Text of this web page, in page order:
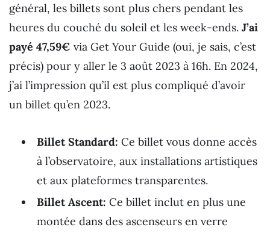
général, les billets sont plus chers pendant les
heures du couché du soleil et les week-ends. J’ai
payé 47,59€ via Get Your Guide (oui, je sais, c’est
précis) pour y aller le 3 août 2023 à 16h. En 2024,
j’ai l’impression qu’il est plus compliqué d’avoir
un billet qu’en 2023.
Billet Standard: Ce billet vous donne accès
à l’observatoire, aux installations artistiques
et aux plateformes transparentes.
Billet Ascent: Ce billet inclut en plus une
montée dans des ascenseurs en verre